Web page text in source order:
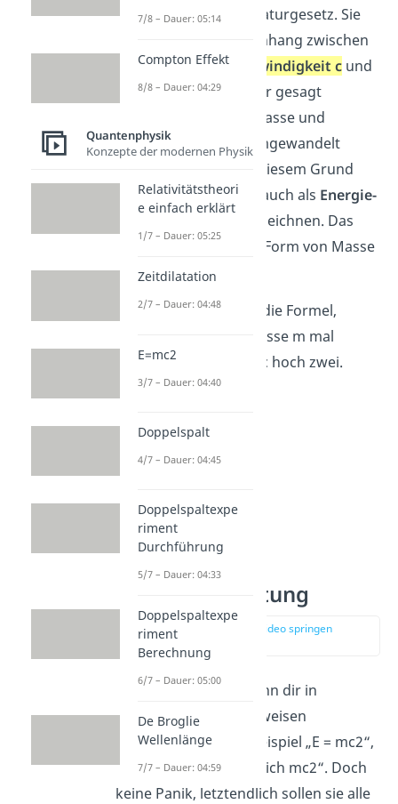
Einstein entdecktes Naturgesetz. Sie
stellt einen Zusammenhang zwischen
Masse m,Lichtgeschwindigkeit c und
Energie Eher. Genauer gesagt
beschreibt sie, dass Masse und
Energie ineinander umgewandelt
werden können. Aus diesem Grund
kannst du die Formel auch als Energie-
bezeichnen. Das
heißt, Energie ist eine Form von Masse
und umgekehrt.
In Worten beschreibt die Formel,
Energie E ist gleich Masse m mal
Lichtgeschwindigkeit c hoch zwei.
Bedeutung
zur Stelle im Video springen
Die Formel E = mc
kann dir in
verschiedene Schreibweisen
begegnen, wie zum Beispiel „E = mc2“,
„E = mc^2“ oder „E gleich mc2“. Doch
keine Panik, letztendlich sollen sie alle
7/8 – Dauer: 05:14
Compton Effekt
8/8 – Dauer: 04:29
Quantenphysik
Konzepte der modernen Physik
Relativitätstheori
e einfach erklärt
1/7 – Dauer: 05:25
Zeitdilatation
2/7 – Dauer: 04:48
E=mc2
3/7 – Dauer: 04:40
Doppelspalt
4/7 – Dauer: 04:45
Doppelspaltexpe
riment
Durchführung
5/7 – Dauer: 04:33
Doppelspaltexpe
riment
Berechnung
6/7 – Dauer: 05:00
De Broglie
Wellenlänge
7/7 – Dauer: 04:59